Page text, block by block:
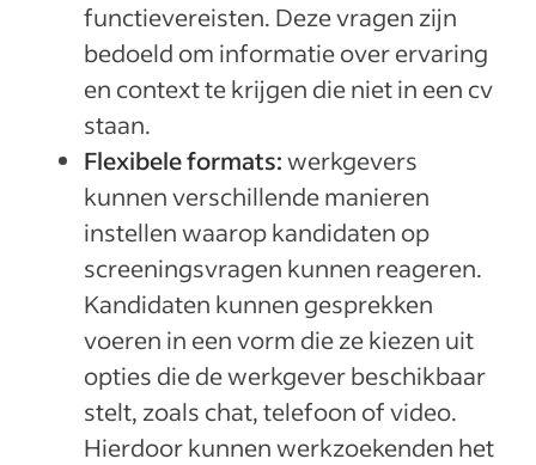
functievereisten. Deze vragen zijn
bedoeld om informatie over ervaring
en context te krijgen die niet in een cv
staan.
Flexibele formats:werkgevers
kunnen verschillende manieren
instellen waarop kandidaten op
screeningsvragen kunnen reageren.
Kandidaten kunnen gesprekken
voeren in een vorm die ze kiezen uit
opties die de werkgever beschikbaar
stelt, zoals chat, telefoon of video.
Hierdoor kunnen werkzoekenden het